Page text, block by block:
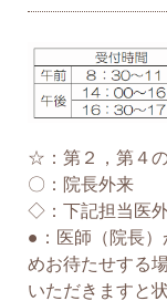
☆：第２，第４
〇：院長外来
◇：下記担当医
●：医師（院長
めお待たせする
いただきますと